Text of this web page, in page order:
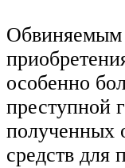
Обвиняемым
особенно
преступной
полученных
средств для